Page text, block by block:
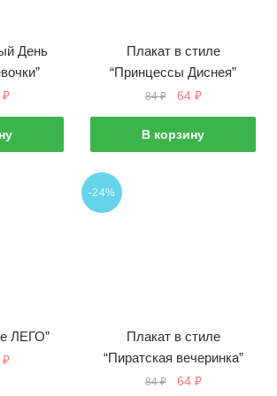
День
₽Текущая
цена:
64 ₽.
Плакат в стиле
“Принцессы Диснея”
84₽
Первоначальная
цена
составляла
84 ₽.
64 ₽Текущая
цена:
64 ₽.
В корзину
ЛЕГО”
₽Текущая
-24%
Плакат в стиле
“Пиратская вечеринка”
84₽
Первоначальная
64 ₽Текущая